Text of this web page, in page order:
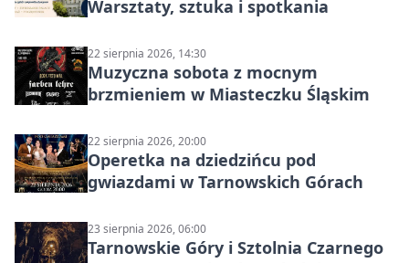
Warsztaty, sztuka i spotkania
22 sierpnia 2026, 14:30
Muzyczna sobota z mocnym
brzmieniem w Miasteczku Śląskim
22 sierpnia 2026, 20:00
Operetka na dziedzińcu pod
gwiazdami w Tarnowskich Górach
23 sierpnia 2026, 06:00
Tarnowskie Góry i Sztolnia Czarnego